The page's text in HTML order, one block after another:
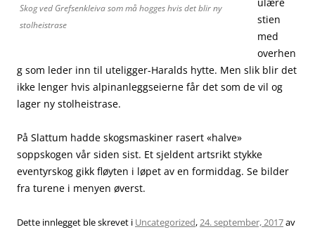
Skog ved Grefsenkleiva som må hogges hvis det blir ny
stolheistrase
stien
med
overhen
g som leder inn til uteligger-Haralds hytte. Men slik blir det
ikke lenger hvis alpinanleggseierne får det som de vil og
lager ny stolheistrase.
På Slattum hadde skogsmaskiner rasert «halve»
soppskogen vår siden sist. Et sjeldent artsrikt stykke
eventyrskog gikk fløyten i løpet av en formiddag. Se bilder
fra turene i menyen øverst.
Dette innlegget ble skrevet i Uncategorized,24. september, 2017av